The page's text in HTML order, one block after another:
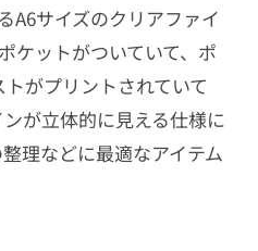
A6サイズのクリアファイ
ケットがついていて、ポ
がプリントされていて
が立体的に見える仕様に
理などに最適なアイテム